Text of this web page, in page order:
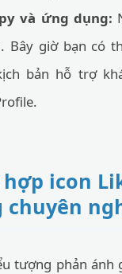
và ứng dụng:
Bây giờ bạn có
bản hỗ trợ
icon
chuyên
tượng phản ánh